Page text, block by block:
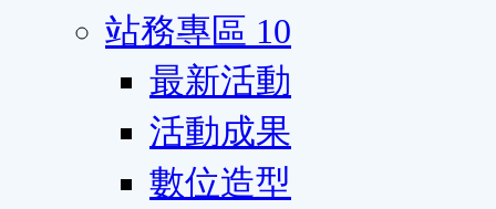
站務專區 10
最新活動
活動成果
數位造型